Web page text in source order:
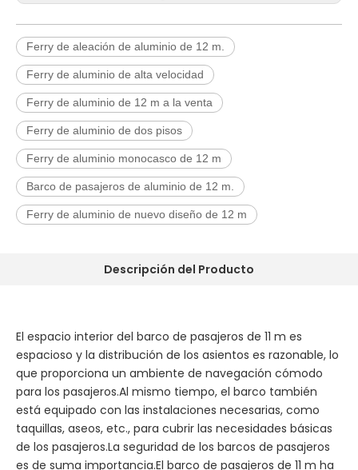
Ferry de aleación de aluminio de 12 m.
Ferry de aluminio de alta velocidad
Ferry de aluminio de 12 m a la venta
Ferry de aluminio de dos pisos
Ferry de aluminio monocasco de 12 m
Barco de pasajeros de aluminio de 12 m.
Ferry de aluminio de nuevo diseño de 12 m
Descripción del Producto
El espacio interior del barco de pasajeros de 11 m es
espacioso y la distribución de los asientos es razonable, lo
que proporciona un ambiente de navegación cómodo
para los pasajeros.Al mismo tiempo, el barco también
está equipado con las instalaciones necesarias, como
taquillas, aseos, etc., para cubrir las necesidades básicas
de los pasajeros.La seguridad de los barcos de pasajeros
es de suma importancia.El barco de pasajeros de 11 m ha